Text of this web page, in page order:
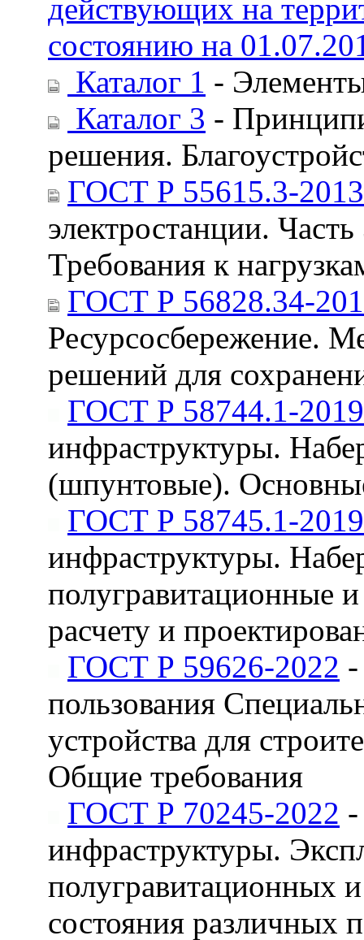
действующих на
состоянию на
Каталог 1 -
Каталог 3 -
решения.
ГОСТ Р 55615.3-2013
электростанции.
Требования к
ГОСТ Р 56828.34-
Ресурсосбережение.
решений для
ГОСТ Р 58744.1-2019
инфраструктуры.
(шпунтовые).
ГОСТ Р 58745.1-2019
инфраструктуры.
полугравитационные
расчету и
ГОСТ Р 59626-2022
пользования
устройства для
Общие требования
ГОСТ Р 70245-2022
инфраструктуры.
полугравитационных
состояния различных